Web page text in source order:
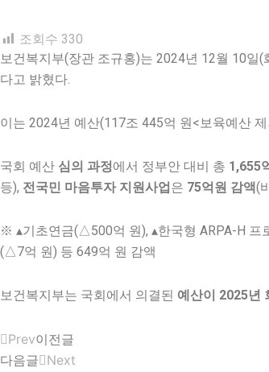
조회수 330
보건복지부(장관 조규홍)는 2024년 12월 10일(
다고 밝혔다.
이는 2024년 예산(117조 445억 원<보육예산 제
국회 예산 심의 과정에서 정부안 대비 총 1,655
등), 전국민 마음투자 지원사업은 75억원 감액(
※ ▴기초연금(△500억 원), ▴한국형 ARPA-H
(△7억 원) 등 649억 원 감액
보건복지부는 국회에서 의결된 예산이 2025년
Prev이전글
다음글 Next